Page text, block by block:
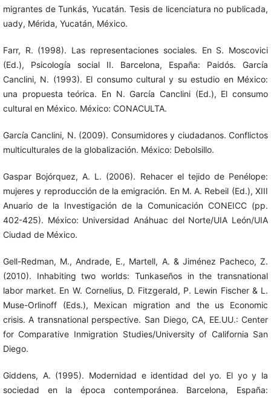
migrantes de Tunkás, Yucatán. Tesis de licenciatura no publicada,
uady, Mérida, Yucatán, México.
Farr, R. (1998). Las representaciones sociales. En S. Moscovici
(Ed.), Psicología social II. Barcelona, España: Paidós. García
Canclini, N. (1993). El consumo cultural y su estudio en México:
una propuesta teórica. En N. García Canclini (Ed.), El consumo
cultural en México. México: CONACULTA.
García Canclini, N. (2009). Consumidores y ciudadanos. Conflictos
multiculturales de la globalización. México: Debolsillo.
Gaspar Bojórquez, A. L. (2006). Rehacer el tejido de Penélope:
mujeres y reproducción de la emigración. En M. A. Rebeil (Ed.), XIII
Anuario de la Investigación de la Comunicación CONEICC (pp.
402-425). México: Universidad Anáhuac del Norte/UIA León/UIA
Ciudad de México.
Gell-Redman, M., Andrade, E., Martell, A. & Jiménez Pacheco, Z.
(2010). Inhabiting two worlds: Tunkaseños in the transnational
labor market. En W. Cornelius, D. Fitzgerald, P. Lewin Fischer & L.
Muse-Orlinoff (Eds.), Mexican migration and the us Economic
crisis. A transnational perspective. San Diego, CA, EE.UU.: Center
for Comparative Inmigration Studies/University of California San
Diego.
Giddens, A. (1995). Modernidad e identidad del yo. El yo y la
sociedad en la época contemporánea. Barcelona, España: